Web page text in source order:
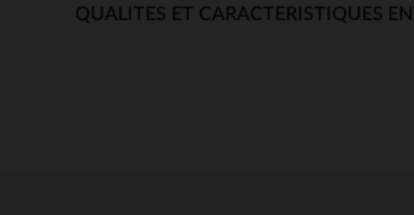
QUALITES ET CARACTERISTIQUES